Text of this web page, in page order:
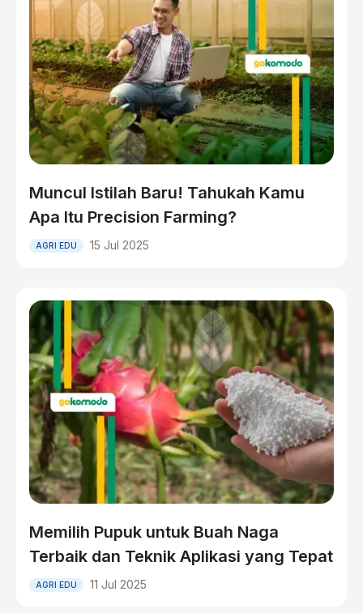
Muncul Istilah Baru! Tahukah Kamu
Apa Itu Precision Farming?
AGRI EDU 15 Jul 2025
Memilih Pupuk untuk Buah Naga
Terbaik dan Teknik Aplikasi yang Tepat
AGRI EDU 11 Jul 2025